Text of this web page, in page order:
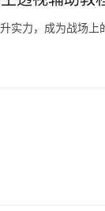
实力，成为战场上